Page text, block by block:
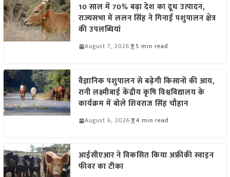
10 साल में 70% बढ़ा देश का दूध उत्पादन,
राज्यसभा में ललन सिंह ने गिनाईं पशुपालन क्षेत्र
की उपलब्धियां
August 7, 2026 5 min read
वैज्ञानिक पशुपालन से बढ़ेगी किसानों की आय,
रानी लक्ष्मीबाई केंद्रीय कृषि विश्वविद्यालय के
कार्यक्रम में बोले शिवराज सिंह चौहान
August 6, 2026 4 min read
आईसीएआर ने विकसित किया अफ्रीकी स्वाइन
फीवर का टीका